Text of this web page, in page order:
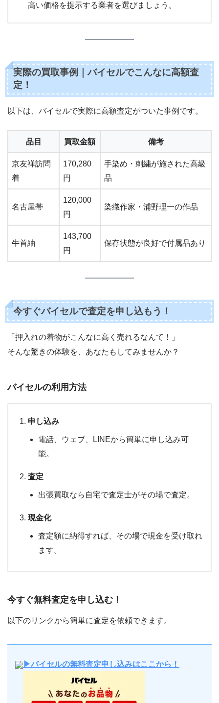
高い価格を提示する業者を選びましょう。
実際の買取事例｜バイセルでこんなに高額査
定！
以下は、バイセルで実際に高額査定がついた事例です。
品目 買取金額 備考
京友禅訪問
着
170,280
円
手染め・刺繍が施された高級
品
名古屋帯
120,000
円
染織作家・浦野理一の作品
牛首紬
143,700
円
保存状態が良好で付属品あり
今すぐバイセルで査定を申し込もう！
「押入れの着物がこんなに高く売れるなんて！」
そんな驚きの体験を、あなたもしてみませんか？
バイセルの利用方法
申し込み
電話、ウェブ、LINEから簡単に申し込み可
能。
査定
出張買取なら自宅で査定士がその場で査定。
現金化
査定額に納得すれば、その場で現金を受け取れ
ます。
今すぐ無料査定を申し込む！
以下のリンクから簡単に査定を依頼できます。
▶バイセルの無料査定申し込みはここから！